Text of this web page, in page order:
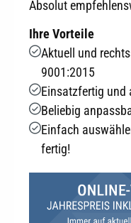
Absolut
Ihre Vorteile
Aktuell und
9001:2015
Einsatzfertig und
Beliebig
Einfach
fertig!